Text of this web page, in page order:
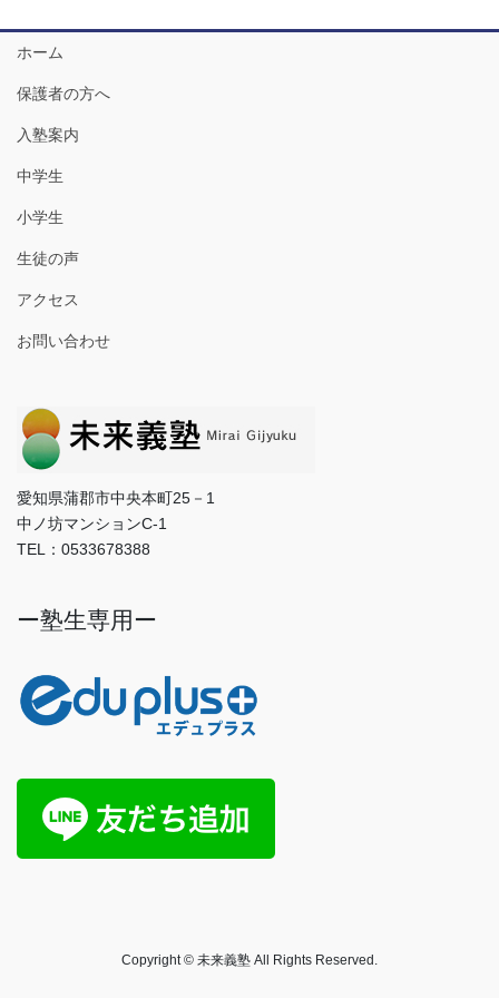
ホーム
保護者の方へ
入塾案内
中学生
小学生
生徒の声
アクセス
お問い合わせ
愛知県蒲郡市中央本町25－1
中ノ坊マンションC-1
TEL：0533678388
ー塾生専用ー
Copyright © 未来義塾 All Rights Reserved.